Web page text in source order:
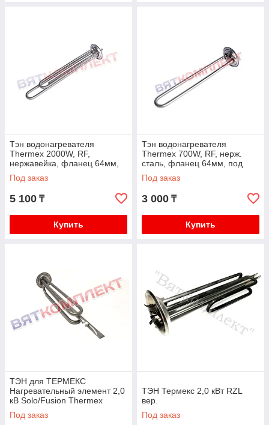
Тэн водонагревателя
Thermex 2000W, RF,
нержавейка, фланец 64мм,
под анод М4, L310мм
Под заказ
5 100 ₸
Купить
Тэн водонагревателя
Thermex 700W, RF, нерж.
сталь, фланец 64мм, под
анод М4, L245мм.Термекс
Под заказ
3 000 ₸
Купить
ТЭН для ТЕРМЕКС
Нагревательный элемент 2,0
кВ Solo/Fusion Thermex
Под заказ
ТЭН Термекс 2,0 кВт RZL
вер.
Под заказ